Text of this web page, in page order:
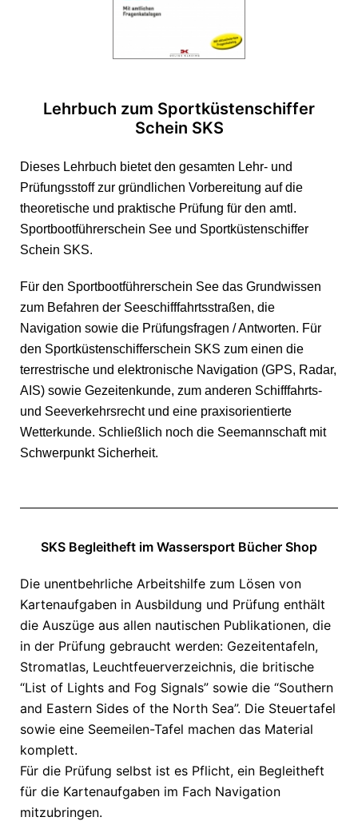
Lehrbuch zum Sportküstenschiffer
Schein SKS
Dieses Lehrbuch bietet den gesamten Lehr- und
Prüfungsstoff zur gründlichen Vorbereitung auf die
theoretische und praktische Prüfung für den amtl.
Sportbootführerschein See und Sportküstenschiffer
Schein SKS.
Für den Sportbootführerschein See das Grundwissen
zum Befahren der Seeschifffahrtsstraßen, die
Navigation sowie die Prüfungsfragen / Antworten. Für
den Sportküstenschifferschein SKS zum einen die
terrestrische und elektronische Navigation (GPS, Radar,
AIS) sowie Gezeitenkunde, zum anderen Schifffahrts-
und Seeverkehrsrecht und eine praxisorientierte
Wetterkunde. Schließlich noch die Seemannschaft mit
Schwerpunkt Sicherheit.
SKS Begleitheft im Wassersport Bücher Shop
Die unentbehrliche Arbeitshilfe zum Lösen von
Kartenaufgaben in Ausbildung und Prüfung enthält
die Auszüge aus allen nautischen Publikationen, die
in der Prüfung gebraucht werden: Gezeitentafeln,
Stromatlas, Leuchtfeuerverzeichnis, die britische
“List of Lights and Fog Signals” sowie die “Southern
and Eastern Sides of the North Sea”. Die Steuertafel
sowie eine Seemeilen-Tafel machen das Material
komplett.
Für die Prüfung selbst ist es Pflicht, ein Begleitheft
für die Kartenaufgaben im Fach Navigation
mitzubringen.